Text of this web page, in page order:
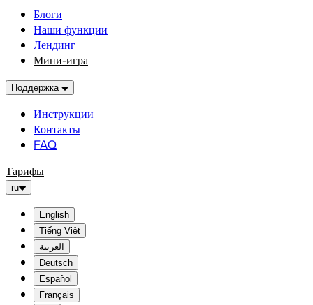
Блоги
Наши функции
Лендинг
Мини-игра
Поддержка
Инструкции
Контакты
FAQ
Тарифы
ru
English
Tiếng Việt
العربية
Deutsch
Español
Français